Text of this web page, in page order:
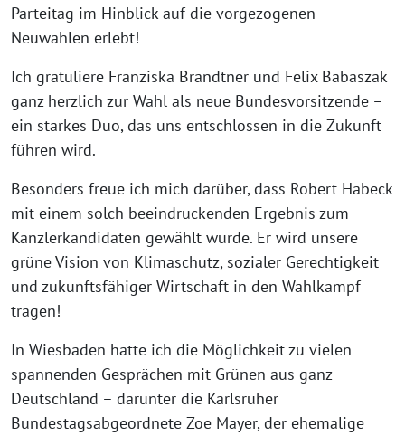
Parteitag im Hinblick auf die vorgezogenen
Neuwahlen erlebt!
Ich gratuliere Franziska Brandtner und Felix Babaszak
ganz herzlich zur Wahl als neue Bundesvorsitzende –
ein starkes Duo, das uns entschlossen in die Zukunft
führen wird.
Besonders freue ich mich darüber, dass Robert Habeck
mit einem solch beeindruckenden Ergebnis zum
Kanzlerkandidaten gewählt wurde. Er wird unsere
grüne Vision von Klimaschutz, sozialer Gerechtigkeit
und zukunftsfähiger Wirtschaft in den Wahlkampf
tragen!
In Wiesbaden hatte ich die Möglichkeit zu vielen
spannenden Gesprächen mit Grünen aus ganz
Deutschland – darunter die Karlsruher
Bundestagsabgeordnete Zoe Mayer, der ehemalige